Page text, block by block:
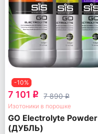
-10%
7 101 q 7 890q
Изотоники в порошке
GO Electrolyte Powder
(ДУБЛЬ)